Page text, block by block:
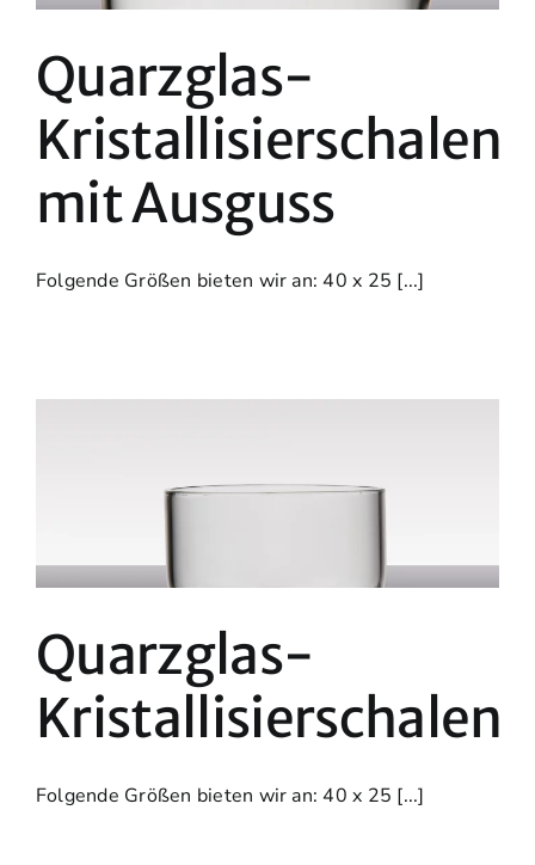
Quarzglas-
Kristallisierschalen
mit Ausguss
Folgende Größen bieten wir an: 40 x 25 [...]
Quarzglas-
Kristallisierschalen
Folgende Größen bieten wir an: 40 x 25 [...]